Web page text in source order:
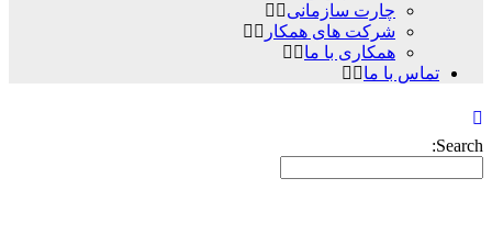
چارت سازمانی
شرکت های همکار
همکاری با ما
تماس با ما
Search: